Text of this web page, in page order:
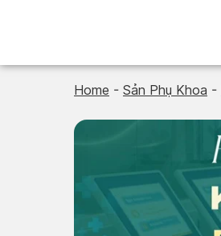
Home - Sản Phụ Khoa -